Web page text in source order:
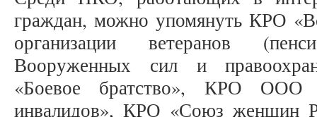
граждан, можно упомянуть КРО
организации ветеранов
Вооруженных сил и
«Боевое братство», КРО ООО
инвалидов», КРО «Союз женщин